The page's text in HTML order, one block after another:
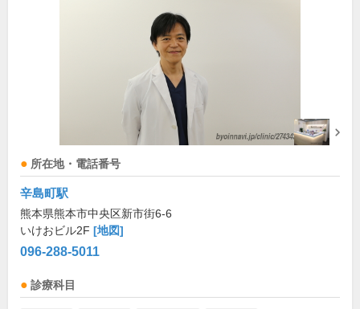
所在地・電話番号
辛島町駅
熊本県熊本市中央区新市街6-6
いけおビル2F [地図]
096-288-5011
診療科目